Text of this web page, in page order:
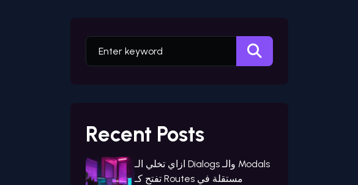
Recent Posts
ازاي تخلي الـ Dialogs والـ Modals
تفتح كـ Routes مستقلة في